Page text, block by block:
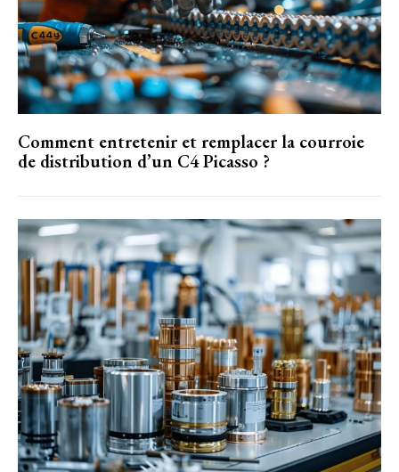
Comment entretenir et remplacer la courroie
de distribution d’un C4 Picasso ?